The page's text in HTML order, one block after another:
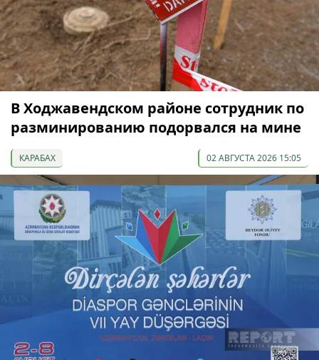
В Ходжавендском районе сотрудник по
разминированию подорвался на мине
КАРАБАХ 02 АВГУСТА 2026 15:05